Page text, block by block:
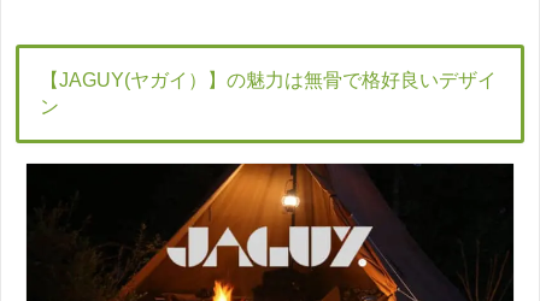
【JAGUY(ヤガイ）】の魅力は無骨で格好良いデザイ
ン